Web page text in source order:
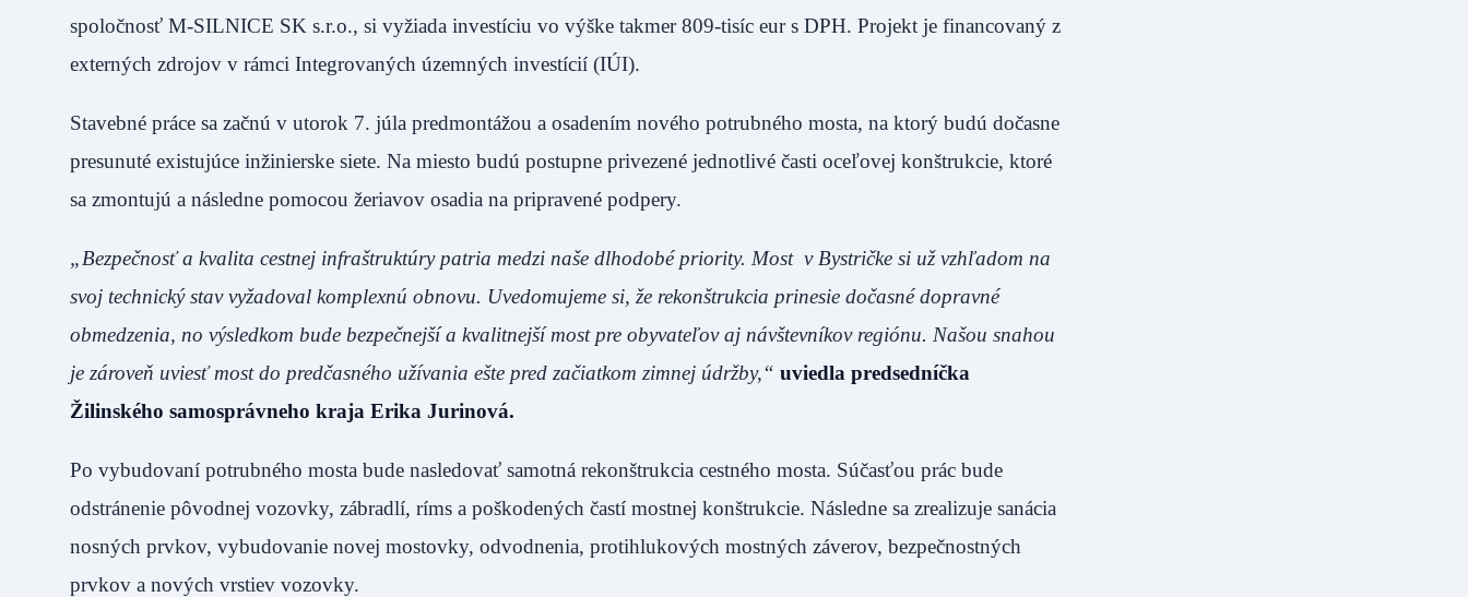
spoločnosť M-SILNICE SK s.r.o., si vyžiada investíciu vo výške takmer 809-tisíc eur s DPH. Projekt je financovaný z
externých zdrojov v rámci Integrovaných územných investícií (IÚI).
Stavebné práce sa začnú v utorok 7. júla predmontážou a osadením nového potrubného mosta, na ktorý budú dočasne
presunuté existujúce inžinierske siete. Na miesto budú postupne privezené jednotlivé časti oceľovej konštrukcie, ktoré
sa zmontujú a následne pomocou žeriavov osadia na pripravené podpery.
„Bezpečnosť a kvalita cestnej infraštruktúry patria medzi naše dlhodobé priority. Most v Bystričke si už vzhľadom na
svoj technický stav vyžadoval komplexnú obnovu. Uvedomujeme si, že rekonštrukcia prinesie dočasné dopravné
obmedzenia, no výsledkom bude bezpečnejší a kvalitnejší most pre obyvateľov aj návštevníkov regiónu. Našou snahou
je zároveň uviesť most do predčasného užívania ešte pred začiatkom zimnej údržby,“ uviedla predsedníčka
Žilinského samosprávneho kraja Erika Jurinová.
Po vybudovaní potrubného mosta bude nasledovať samotná rekonštrukcia cestného mosta. Súčasťou prác bude
odstránenie pôvodnej vozovky, zábradlí, ríms a poškodených častí mostnej konštrukcie. Následne sa zrealizuje sanácia
nosných prvkov, vybudovanie novej mostovky, odvodnenia, protihlukových mostných záverov, bezpečnostných
prvkov a nových vrstiev vozovky.